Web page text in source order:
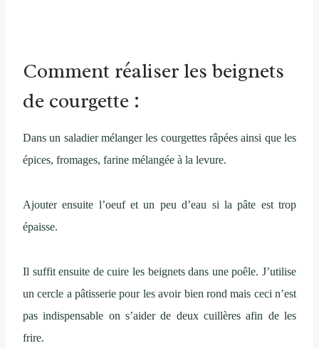
Comment réaliser les beignets
de courgette :
Dans un saladier mélanger les courgettes râpées ainsi que les
épices, fromages, farine mélangée à la levure.
Ajouter ensuite l’oeuf et un peu d’eau si la pâte est trop
épaisse.
Il suffit ensuite de cuire les beignets dans une poêle. J’utilise
un cercle a pâtisserie pour les avoir bien rond mais ceci n’est
pas indispensable on s’aider de deux cuillères afin de les
frire.